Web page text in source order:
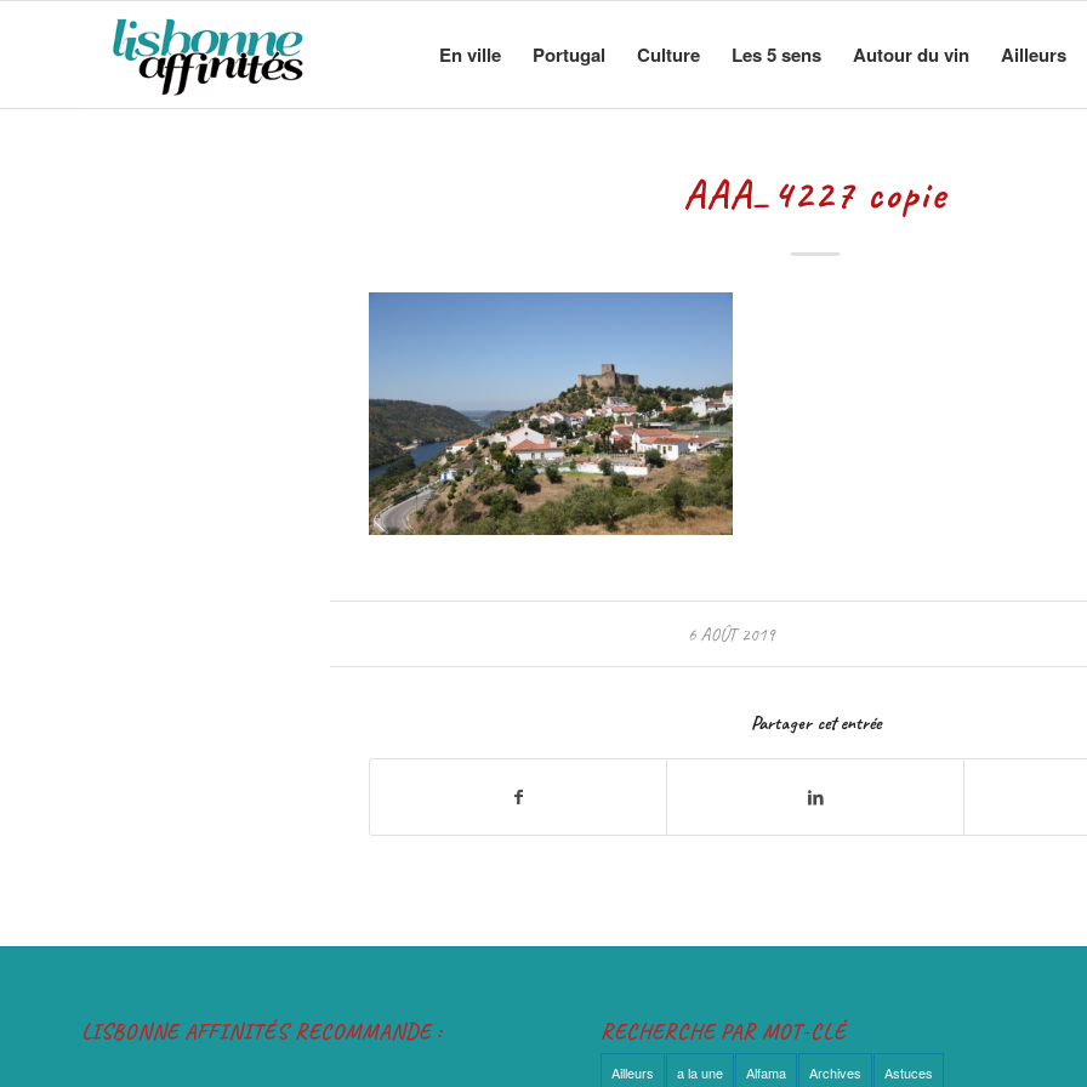
En ville Portugal Culture Les 5 sens Autour du vin Ailleurs
AAA_4227 copie
6 AOÛT 2019
Partager cet entrée
LISBONNE AFFINITÉS RECOMMANDE : RECHERCHE PAR MOT-CLÉ
Ailleurs a la une Alfama Archives Astuces